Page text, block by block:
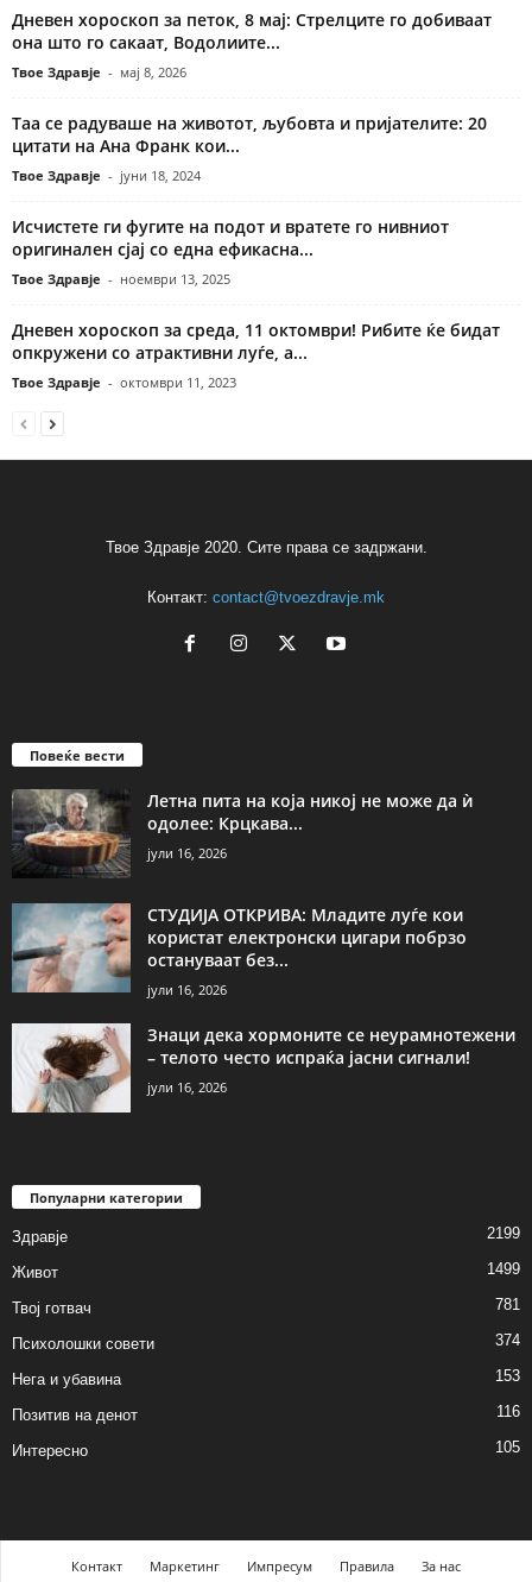
Дневен хороскоп за петок, 8 мај: Стрелците го добиваат
она што го сакаат, Водолиите...
Твое Здравје - мај 8, 2026
Таа се радуваше на животот, љубовта и пријателите: 20
цитати на Ана Франк кои...
Твое Здравје - јуни 18, 2024
Исчистете ги фугите на подот и вратете го нивниот
оригинален сјај со една ефикасна...
Твое Здравје - ноември 13, 2025
Дневен хороскоп за среда, 11 октомври! Рибите ќе бидат
опкружени со атрактивни луѓе, а...
Твое Здравје - октомври 11, 2023
Твое Здравје 2020. Сите права се задржани.
Контакт: contact@tvoezdravje.mk
Повеќе вести
Летна пита на која никој не може да ѝ
одолее: Крцкава...
јули 16, 2026
СТУДИЈА ОТКРИВА: Младите луѓе кои
користат електронски цигари побрзо
остануваат без...
јули 16, 2026
Знаци дека хормоните се неурамнотежени
– телото често испраќа јасни сигнали!
јули 16, 2026
Популарни категории
Здравје 2199
Живот 1499
Твој готвач 781
Психолошки совети 374
Нега и убавина 153
Позитив на денот 116
Интересно 105
Контакт Маркетинг Импресум Правила За нас